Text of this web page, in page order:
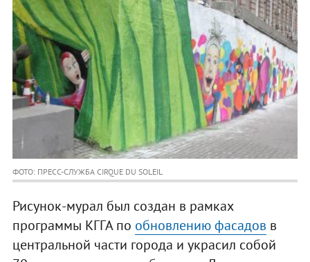
ФОТО: ПРЕСС-СЛУЖБА CIRQUE DU SOLEIL
Рисунок-мурал был создан в рамках
программы КГГА по обновлению фасадов в
центральной части города и украсил собой